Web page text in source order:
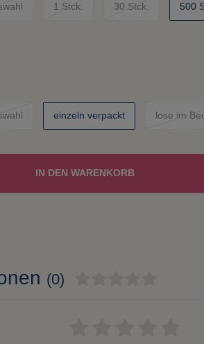
1 Stck. 30 Stck. 500
einzeln verpackt lose im
IN DEN WARENKORB
(0)